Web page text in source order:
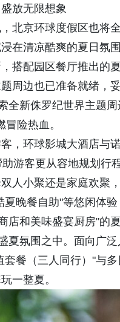
放无限想象
北京环球度假区也将
在清凉酷爽的夏日氛
搭配园区餐厅推出的
周边也已准备就绪，
全新侏罗纪世界主题
冒险热血。
，环球影城大酒店与
助游客更从容地规划
人小聚还是家庭欢聚
晚餐自助"等悠闲体
店和美味盛宴厨房"的
夏氛围之中。面向广
餐（三人同行）"与
一整夏。